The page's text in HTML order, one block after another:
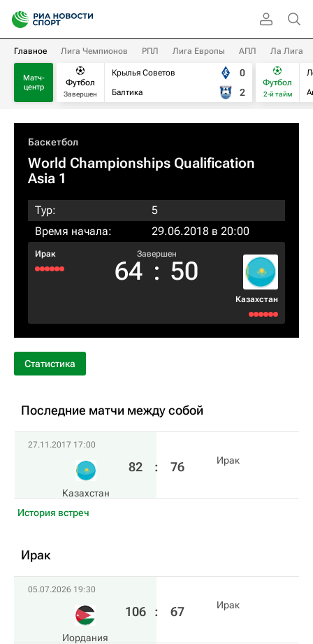
Главное Лига Чемпионов РПЛ Лига Европы АПЛ Ла Лига
Матч-
центр
Футбол
Завершен
Крылья Советов
Балтика
0
2
Футбол
2-й тайм
Баскетбол
World Championships Qualification
Asia 1
Тур:
5
Время начала:
29.06.2018 в 20:00
Ирак Завершен
64 : 50
Казахстан
Статистика
Последние матчи между собой
27.11.2017 17:00
Казахстан
82 : 76 Ирак
История встреч
Ирак
05.07.2026 19:30
Иордания
106 : 67 Ирак